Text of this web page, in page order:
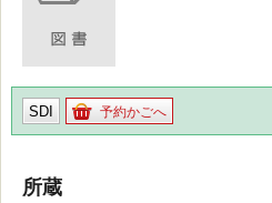
SDI 予約かごへ
所蔵